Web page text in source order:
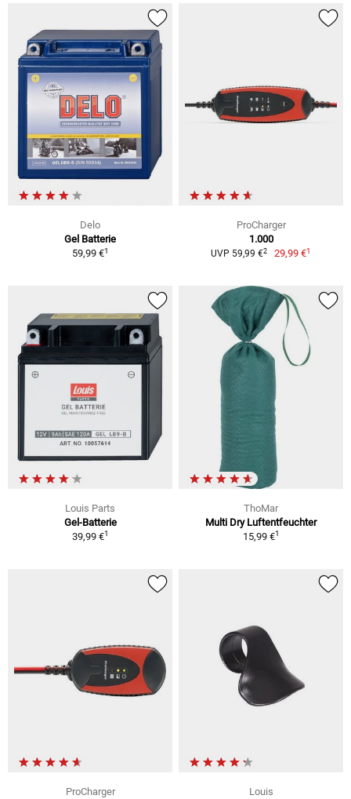
Delo
Gel Batterie
59,99 €1
ProCharger
1.000
UVP 59,99 €2 29,99 €1
Louis Parts
Gel-Batterie
39,99 €1
ThoMar
Multi Dry Luftentfeuchter
15,99 €1
ProCharger Louis